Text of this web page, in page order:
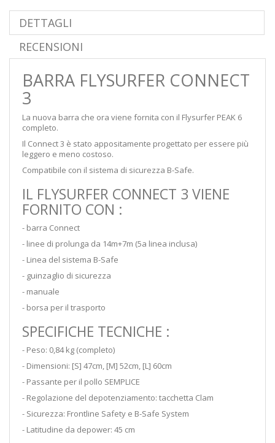
DETTAGLI
RECENSIONI
BARRA FLYSURFER CONNECT
3
La nuova barra che ora viene fornita con il Flysurfer PEAK 6
completo.
Il Connect 3 è stato appositamente progettato per essere più
leggero e meno costoso.
Compatibile con il sistema di sicurezza B-Safe.
IL FLYSURFER CONNECT 3 VIENE
FORNITO CON :
- barra Connect
- linee di prolunga da 14m+7m (5a linea inclusa)
- Linea del sistema B-Safe
- guinzaglio di sicurezza
- manuale
- borsa per il trasporto
SPECIFICHE TECNICHE :
- Peso: 0,84 kg (completo)
- Dimensioni: [S] 47cm, [M] 52cm, [L] 60cm
- Passante per il pollo SEMPLICE
- Regolazione del depotenziamento: tacchetta Clam
- Sicurezza: Frontline Safety e B-Safe System
- Latitudine da depower: 45 cm